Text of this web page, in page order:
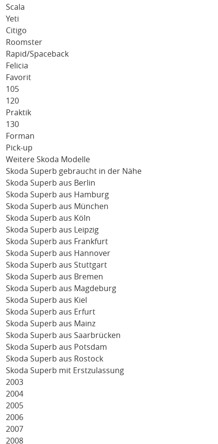
Scala
Yeti
Citigo
Roomster
Rapid/Spaceback
Felicia
Favorit
105
120
Praktik
130
Forman
Pick-up
Weitere Skoda Modelle
Skoda Superb gebraucht in der Nähe
Skoda Superb aus Berlin
Skoda Superb aus Hamburg
Skoda Superb aus München
Skoda Superb aus Köln
Skoda Superb aus Leipzig
Skoda Superb aus Frankfurt
Skoda Superb aus Hannover
Skoda Superb aus Stuttgart
Skoda Superb aus Bremen
Skoda Superb aus Magdeburg
Skoda Superb aus Kiel
Skoda Superb aus Erfurt
Skoda Superb aus Mainz
Skoda Superb aus Saarbrücken
Skoda Superb aus Potsdam
Skoda Superb aus Rostock
Skoda Superb mit Erstzulassung
2003
2004
2005
2006
2007
2008